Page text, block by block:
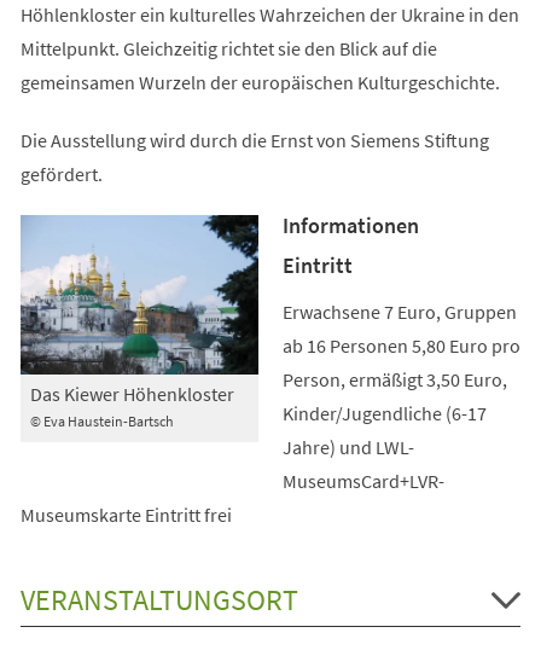
Höhlenkloster ein kulturelles Wahrzeichen der Ukraine in den
Mittelpunkt. Gleichzeitig richtet sie den Blick auf die
gemeinsamen Wurzeln der europäischen Kulturgeschichte.
Die Ausstellung wird durch die Ernst von Siemens Stiftung
gefördert.
© Eva Haustein-Bartsch
Das Kiewer Höhenkloster
Informationen
Eintritt
Erwachsene 7 Euro, Gruppen
ab 16 Personen 5,80 Euro pro
Person, ermäßigt 3,50 Euro,
Kinder/Jugendliche (6-17
Jahre) und LWL-
MuseumsCard+LVR-
Museumskarte Eintritt frei
VERANSTALTUNGSORT